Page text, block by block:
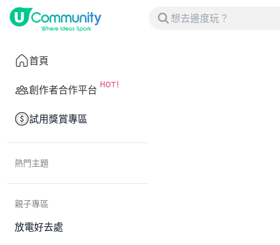
首頁
創作者合作平台
試用獎賞專區
熱門主題
親子專區
放電好去處